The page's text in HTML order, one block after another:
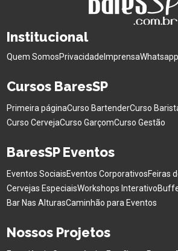
Institucional
Quem SomosPrivacidade Imprensa
Cursos BaresSP
Primeira páginaCurso BartenderCurso
Curso CervejaCurso GarçomCurso Gestão
BaresSP Eventos
Eventos SociaisEventos CorporativosFeiras
Cervejas EspeciaisWorkshops Interativo
Bar Nas AlturasCaminhão para Eventos
Nossos Projetos